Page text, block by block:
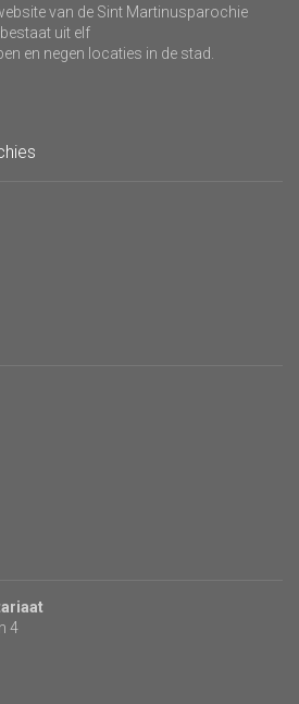
van de Sint Martinusparochie
uit elf
en negen locaties in de stad.
4